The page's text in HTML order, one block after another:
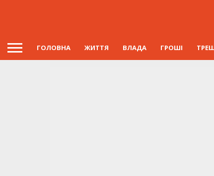
ГОЛОВНА ЖИТТЯ ВЛАДА ГРОШІ